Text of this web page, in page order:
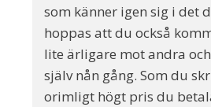
som känner igen sig i det
hoppas att du också
lite ärligare mot andra
själv nån gång. Som du
orimligt högt pris du